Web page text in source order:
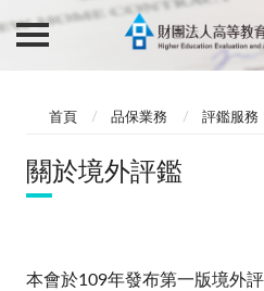
首頁 品保業務 評鑑服務
關於境外評鑑
本會於109年發布第一版境外